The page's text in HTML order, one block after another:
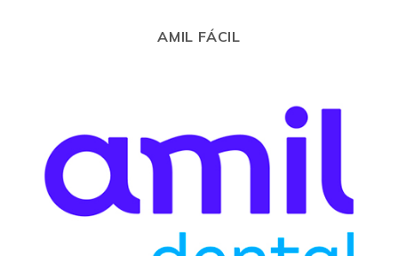
AMIL FÁCIL